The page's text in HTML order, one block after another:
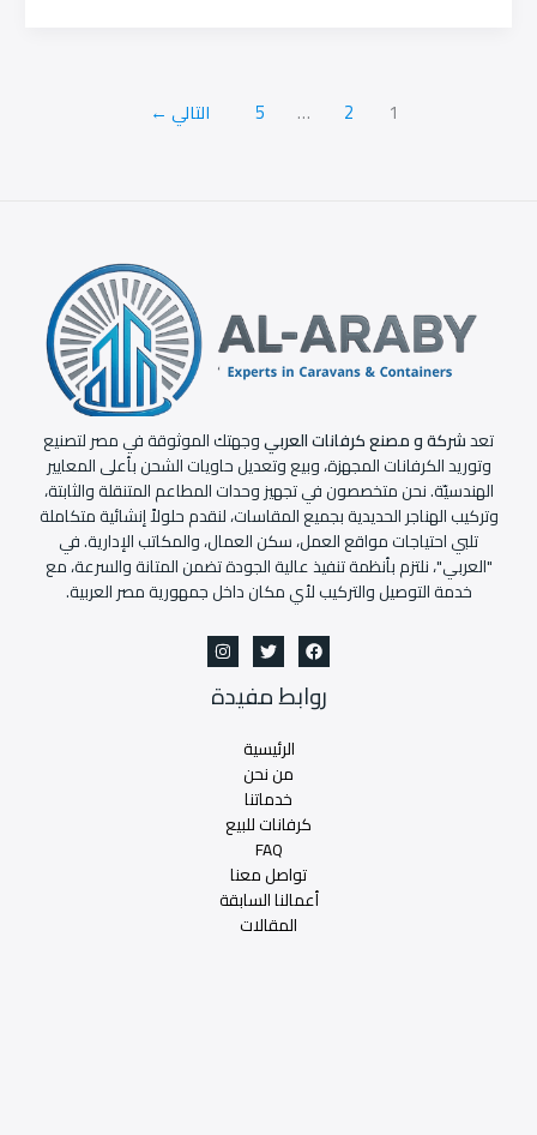
1
2
…
5 التالي ←
تعدشركة و مصنع كرفانات العربيوجهتك الموثوقة في مصر لتصنيع
وتوريد الكرفانات المجهزة، وبيع وتعديل حاويات الشحن بأعلى المعايير
الهندسيّة. نحن متخصصون في تجهيز وحدات المطاعم المتنقلة والثابتة،
وتركيب الهناجر الحديدية بجميع المقاسات، لنقدم حلولاً إنشائية متكاملة
تلبي احتياجات مواقع العمل، سكن العمال، والمكاتب الإدارية. في
"العربي"، نلتزم بأنظمة تنفيذ عالية الجودة تضمن المتانة والسرعة، مع
خدمة التوصيل والتركيب لأي مكان داخل جمهورية مصر العربية.
روابط مفيدة
الرئيسية
من نحن
خدماتنا
كرفانات للبيع
FAQ
تواصل معنا
أعمالنا السابقة
المقالات